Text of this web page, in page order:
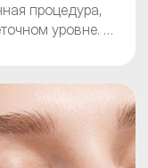
процедура,
уровне. В
ваша кожа
Запишитесь
чтобы